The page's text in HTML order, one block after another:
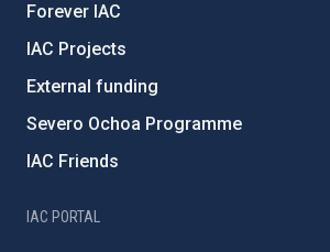
Forever IAC
IAC Projects
External funding
Severo Ochoa Programme
IAC Friends
IAC PORTAL